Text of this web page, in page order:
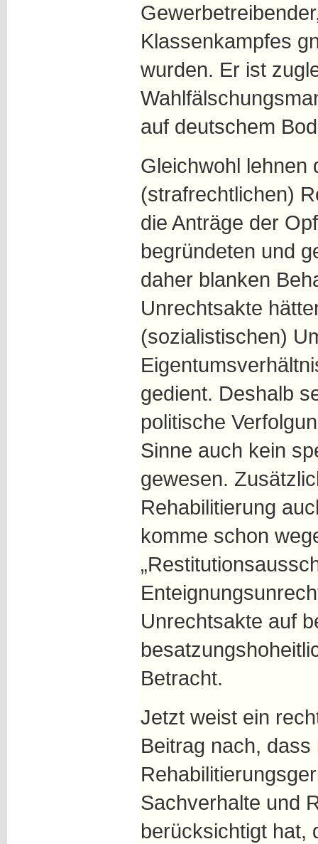
Klassenkampfes
wurden. Er ist
auf deutschem
Gleichwohl lehnen
(strafrechtlichen)
die Anträge der
begründeten und
daher blanken
Unrechtsakte
(sozialistischen)
gedient. Deshalb
politische
Sinne auch kein
gewesen.
Rehabilitierung
komme schon
Unrechtsakte auf
Betracht.
Jetzt weist ein
Beitrag nach, dass
Sachverhalte und
berücksichtigt hat,